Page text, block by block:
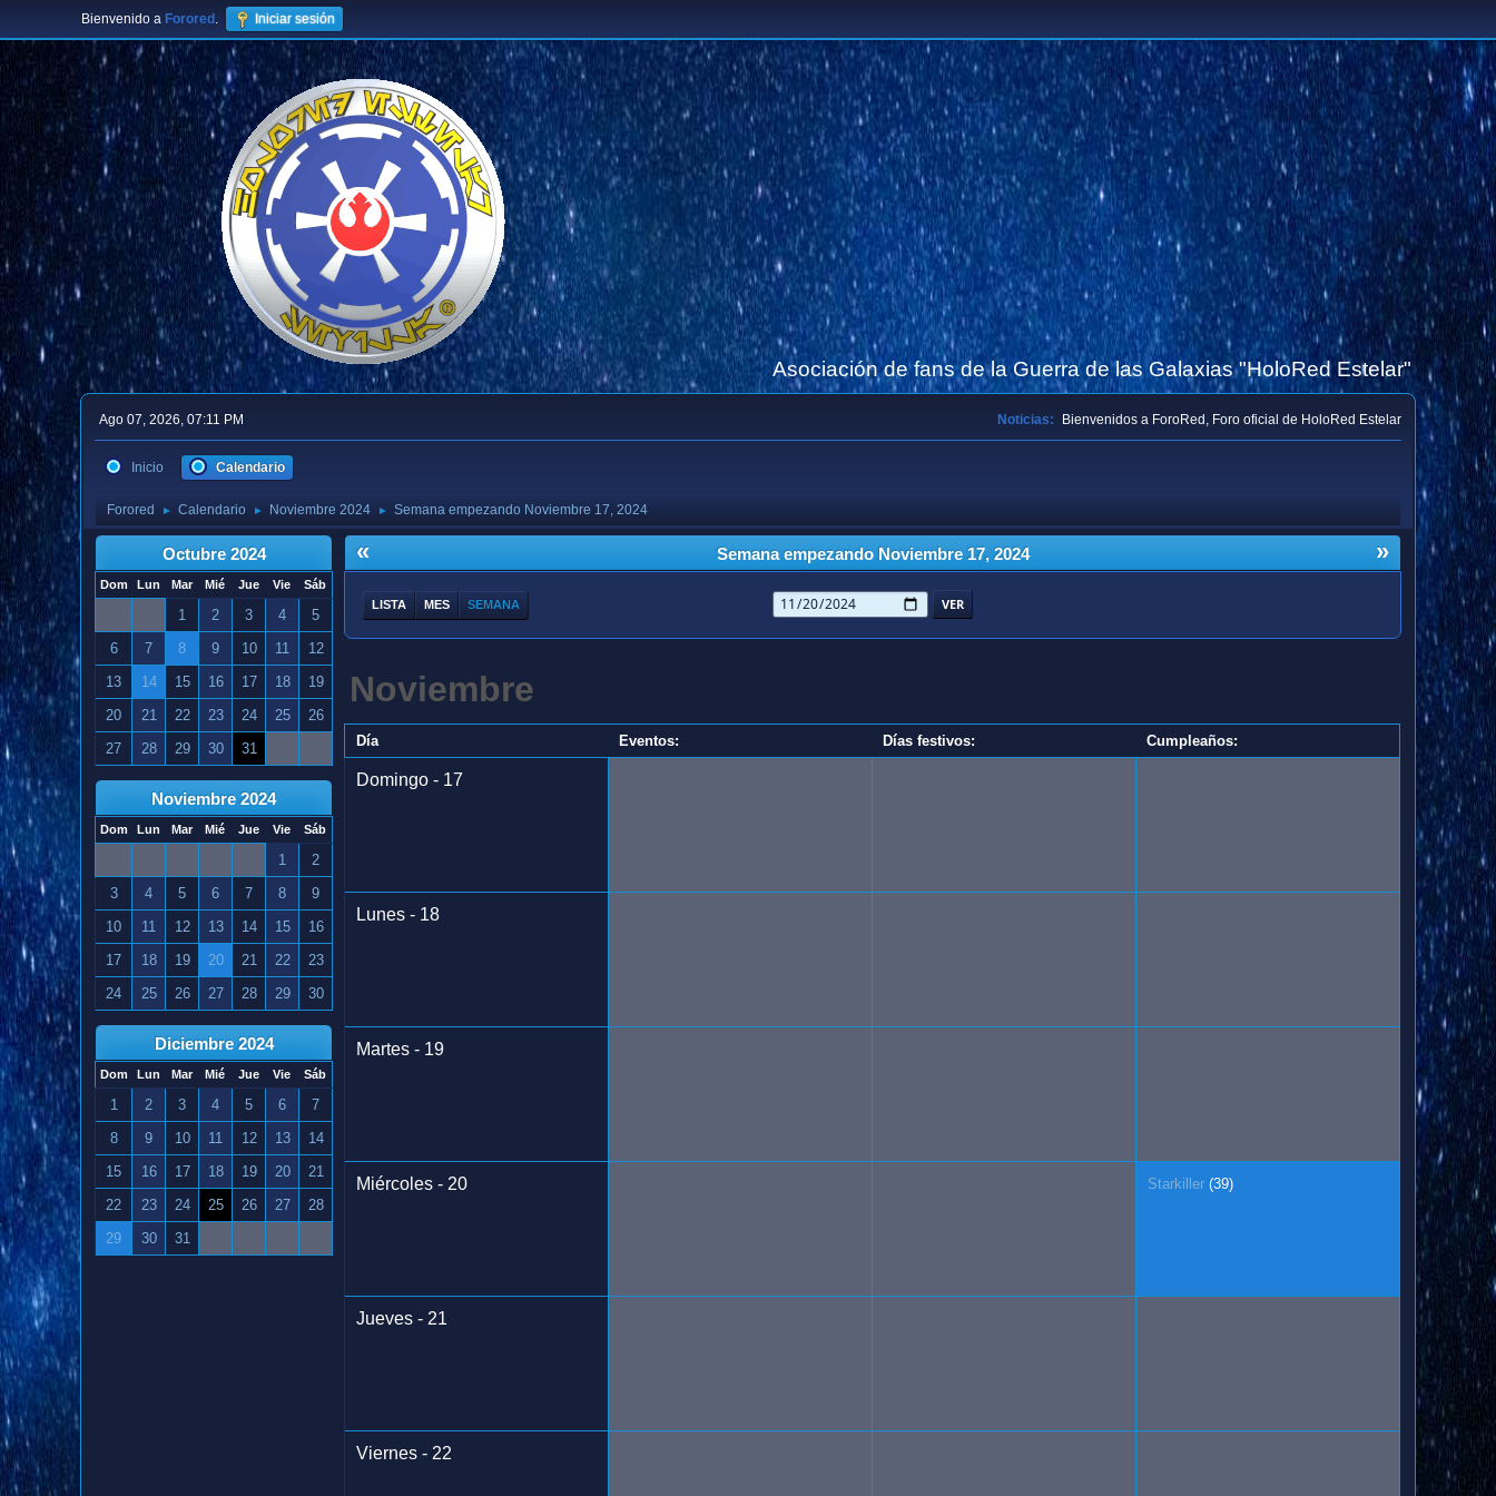
Bienvenido a Forored . Iniciar sesión
Asociación de fans de la Guerra de las Galaxias "HoloRed Estelar"
Ago 07, 2026, 07:11 PM Noticias: Bienvenidos a ForoRed, Foro oficial de HoloRed Estelar
Inicio Calendario
Forored ► Calendario ► Noviembre 2024 ► Semana empezando Noviembre 17, 2024
Octubre 2024
Dom Lun Mar Mié Jue Vie Sáb
1 2 3 4
5
6
7 8 9 10 11
12
13
14 15 16 17 18
19
20
21 22 23 24 25
26
27
28 29 30 31
Noviembre 2024
Dom Lun Mar Mié Jue Vie Sáb
1
2
3
4 5 6 7 8
9
10
11 12 13 14 15
16
17
18 19 20 21 22
23
24
25 26 27 28 29 30
Diciembre 2024
Dom Lun Mar Mié Jue Vie Sáb
1 2 3 4 5 6
7
8
9 10 11 12 13
14
15
16 17 18 19 20
21
22
23 24 25 26 27
28
29
30 31
« »
Semana empezando Noviembre 17, 2024
LISTA MES SEMANA
Noviembre
Día Eventos: Días festivos: Cumpleaños:
Domingo - 17
Lunes - 18
Martes - 19
Miércoles - 20 Starkiller (39)
Jueves - 21
Viernes - 22